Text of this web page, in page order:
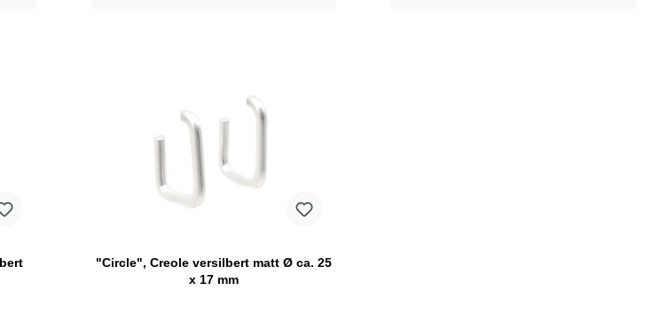
"Circle", Creole versilbert matt Ø ca. 25
x 17 mm